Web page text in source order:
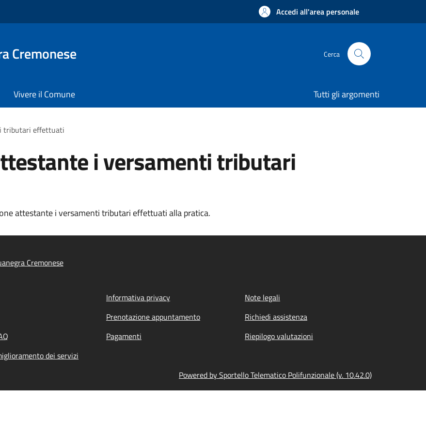
Accedi all'area personale
Cremonese Cerca
Vivere il Comune Tutti gli argomenti
tributari effettuati
i versamenti tributari
attestante i versamenti tributari effettuati alla pratica.
Cremonese
Informativa privacy
Note legali
Prenotazione appuntamento
Richiedi assistenza
Pagamenti
Riepilogo valutazioni
dei servizi
Powered by Sportello Telematico Polifunzionale (v. 10.42.0)